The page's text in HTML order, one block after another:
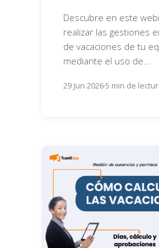
Descubre en este
realizar las gestiones
de vacaciones de tu
mediante el uso de...
29 Jun 20265 min de